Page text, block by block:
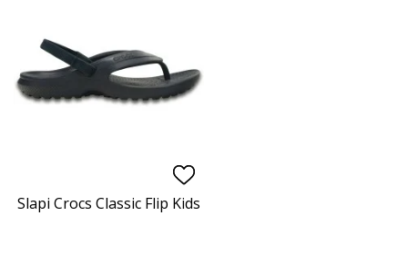
Slapi Crocs Classic Flip Kids